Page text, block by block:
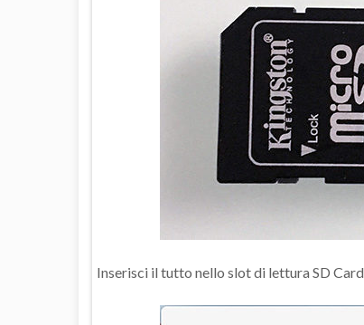
Inserisci il tutto nello slot di lettura SD